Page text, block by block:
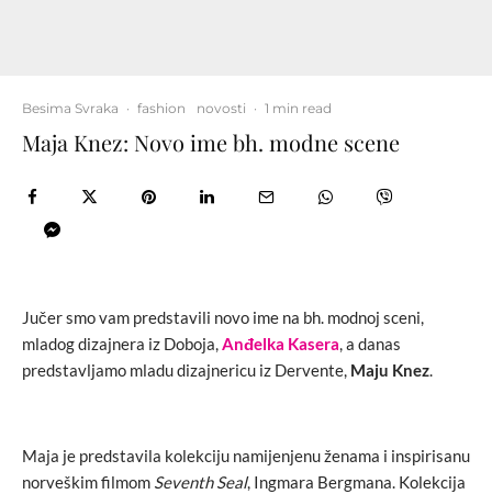
Besima Svraka · fashion novosti · 1 min read
Maja Knez: Novo ime bh. modne scene
Jučer smo vam predstavili novo ime na bh. modnoj sceni,
mladog dizajnera iz Doboja,Anđelka Kasera, a danas
predstavljamo mladu dizajnericu iz Dervente, Maju Knez.
Maja je predstavila kolekciju namijenjenu ženama i inspirisanu
norveškim filmom Seventh Seal, Ingmara Bergmana. Kolekcija